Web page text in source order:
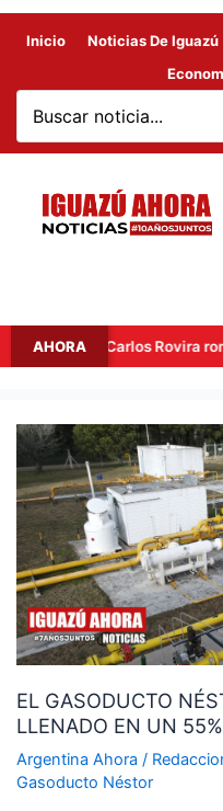
Inicio Noticias De Iguazú
AHORA
Carlos Rovira rompió
EL GASODUCTO
LLENADO EN UN 55%
Argentina Ahora /
Gasoducto Néstor
EL
GASODUCTO
NÉSTOR
KIRCHNER
ESTÁ
LLENADO
EN
UN
55%